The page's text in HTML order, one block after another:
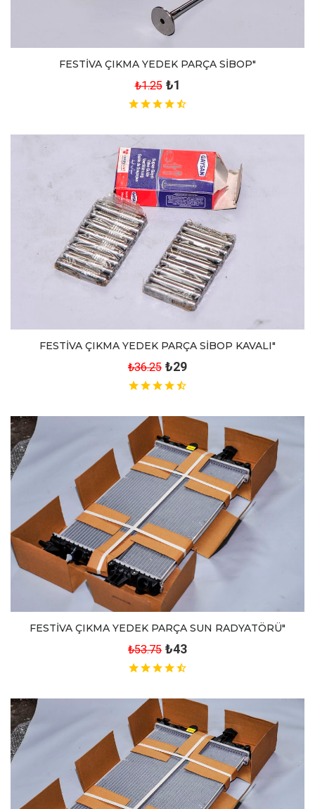
FESTİVA ÇIKMA YEDEK PARÇA SİBOP"
₺1.25 ₺1
FESTİVA ÇIKMA YEDEK PARÇA SİBOP KAVALI"
₺36.25 ₺29
FESTİVA ÇIKMA YEDEK PARÇA SUN RADYATÖRÜ"
₺53.75 ₺43